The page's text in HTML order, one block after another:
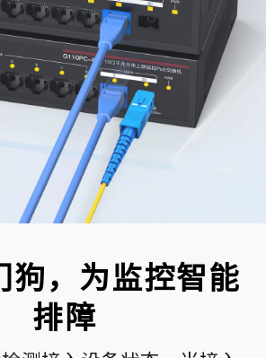
狗，为监控智能
排障